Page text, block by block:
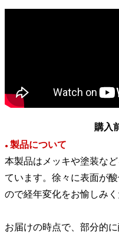
購入
● 製品について
本製品はメッキや塗装な
ています。徐々に表面が
ので経年変化をお愉しみく
お届けの時点で、部分的